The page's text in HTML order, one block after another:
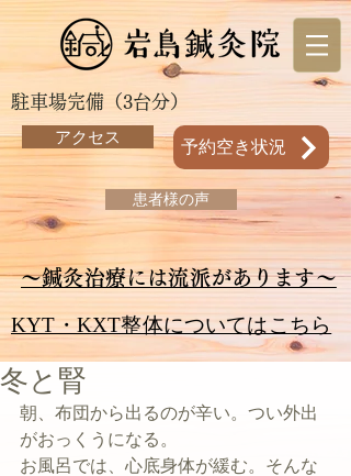
駐車場完備（3台分）
アクセス
予約空き状況
患者様の声
～鍼灸治療には流派があります～
KYT・KXT整体についてはこちら
冬と腎
朝、布団から出るのが辛い。つい外出
がおっくうになる。
お風呂では、心底身体が緩む。そんな